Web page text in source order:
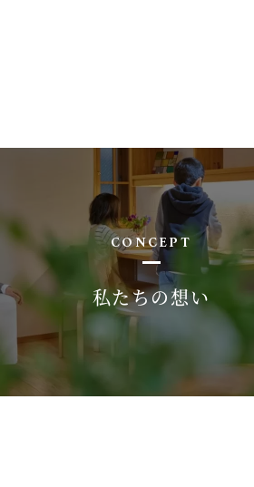
CONCEPT
私たちの想い